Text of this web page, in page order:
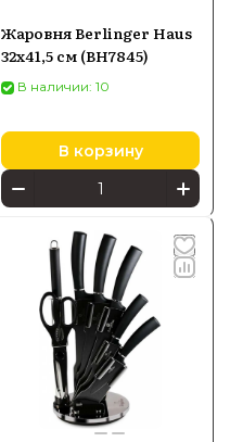
Жаровня Berlinger Haus
32x41,5 см (BH7845)
В наличии: 10
В корзину